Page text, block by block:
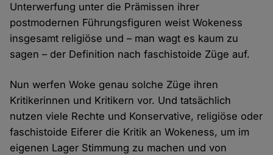
Unterwerfung unter die Prämissen ihrer
postmodernen Führungsfiguren weist Wokeness
insgesamt religiöse und – man wagt es kaum zu
sagen – der Definition nach faschistoide Züge auf.
Nun werfen Woke genau solche Züge ihren
Kritikerinnen und Kritikern vor. Und tatsächlich
nutzen viele Rechte und Konservative, religiöse oder
faschistoide Eiferer die Kritik an Wokeness, um im
eigenen Lager Stimmung zu machen und von